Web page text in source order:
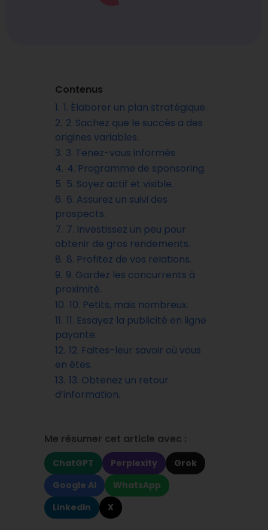
Contenus
1. 1. Élaborer un plan stratégique.
2. 2. Sachez que le succès a des
origines variables.
3. 3. Tenez-vous informés
4. 4. Programme de sponsoring.
5. 5. Soyez actif et visible.
6. 6. Assurez un suivi des
prospects.
7. 7. Investissez un peu pour
obtenir de gros rendements.
8. 8. Profitez de vos relations.
9. 9. Gardez les concurrents à
proximité.
10. 10. Petits, mais nombreux.
11. 11. Essayez la publicité en ligne
payante.
12. 12. Faites-leur savoir où vous
en êtes.
13. 13. Obtenez un retour
d’information.
Me résumer cet article avec :
ChatGPT Perplexity
Grok
Google AI
WhatsApp
LinkedIn
X